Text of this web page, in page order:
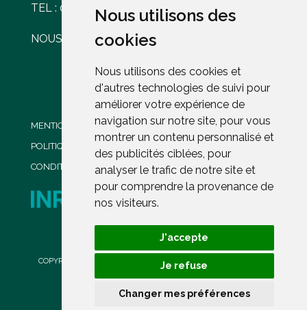
Nous utilisons des
cookies
Nous utilisons des cookies et
d'autres technologies de suivi pour
améliorer votre expérience de
navigation sur notre site, pour vous
montrer un contenu personnalisé et
des publicités ciblées, pour
analyser le trafic de notre site et
pour comprendre la provenance de
nos visiteurs.
J'accepte
Je refuse
Changer mes préférences
Nous utilisons des
cookies
Nous utilisons des cookies et
d'autres technologies de suivi pour
améliorer votre expérience de
navigation sur notre site, pour vous
montrer un contenu personnalisé et
des publicités ciblées, pour
analyser le trafic de notre site et
pour comprendre la provenance de
nos visiteurs.
J'accepte
Je refuse
Changer mes préférences
TEL : 05 56 30 77 61
NOUS ÉCRIRE
MENTIONS LÉGALES
POLITIQUE DE CONFIDENTIALITÉ
CONDITIONS GENERALES DE VENTE
PROPRIÉTÉ DE L'INRAE
COPYRIGHT ©2023 CHÂTEAU COUHINS . L'ABUS D'ALCOOL EST